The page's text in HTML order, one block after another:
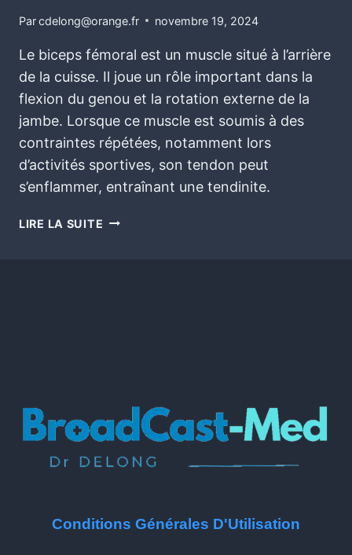
Parcdelong@orange.fr novembre 19, 2024
Le biceps fémoral est un muscle situé à l’arrière
de la cuisse. Il joue un rôle important dans la
flexion du genou et la rotation externe de la
jambe. Lorsque ce muscle est soumis à des
contraintes répétées, notamment lors
d’activités sportives, son tendon peut
s’enflammer, entraînant une tendinite.
LIRE LA SUITE
Conditions Générales D'Utilisation